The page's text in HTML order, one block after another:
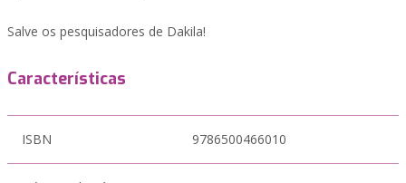
Salve os pesquisadores de Dakila!
Características
ISBN 9786500466010